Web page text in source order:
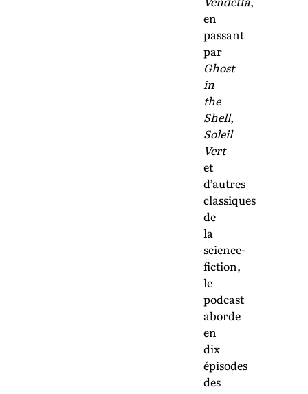
en
passant
par
Ghost
in
the
Shell,
Soleil
Vert
et
d’autres
classiques
de
la
science-
fiction,
le
podcast
aborde
en
dix
épisodes
des